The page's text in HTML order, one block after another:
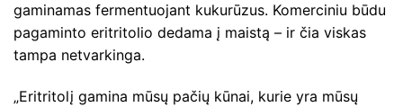
gaminamas fermentuojant kukurūzus. Komerciniu būdu
pagaminto eritritolio dedama į maistą – ir čia viskas
tampa netvarkinga.
„Eritritolį gamina mūsų pačių kūnai, kurie yra mūsų